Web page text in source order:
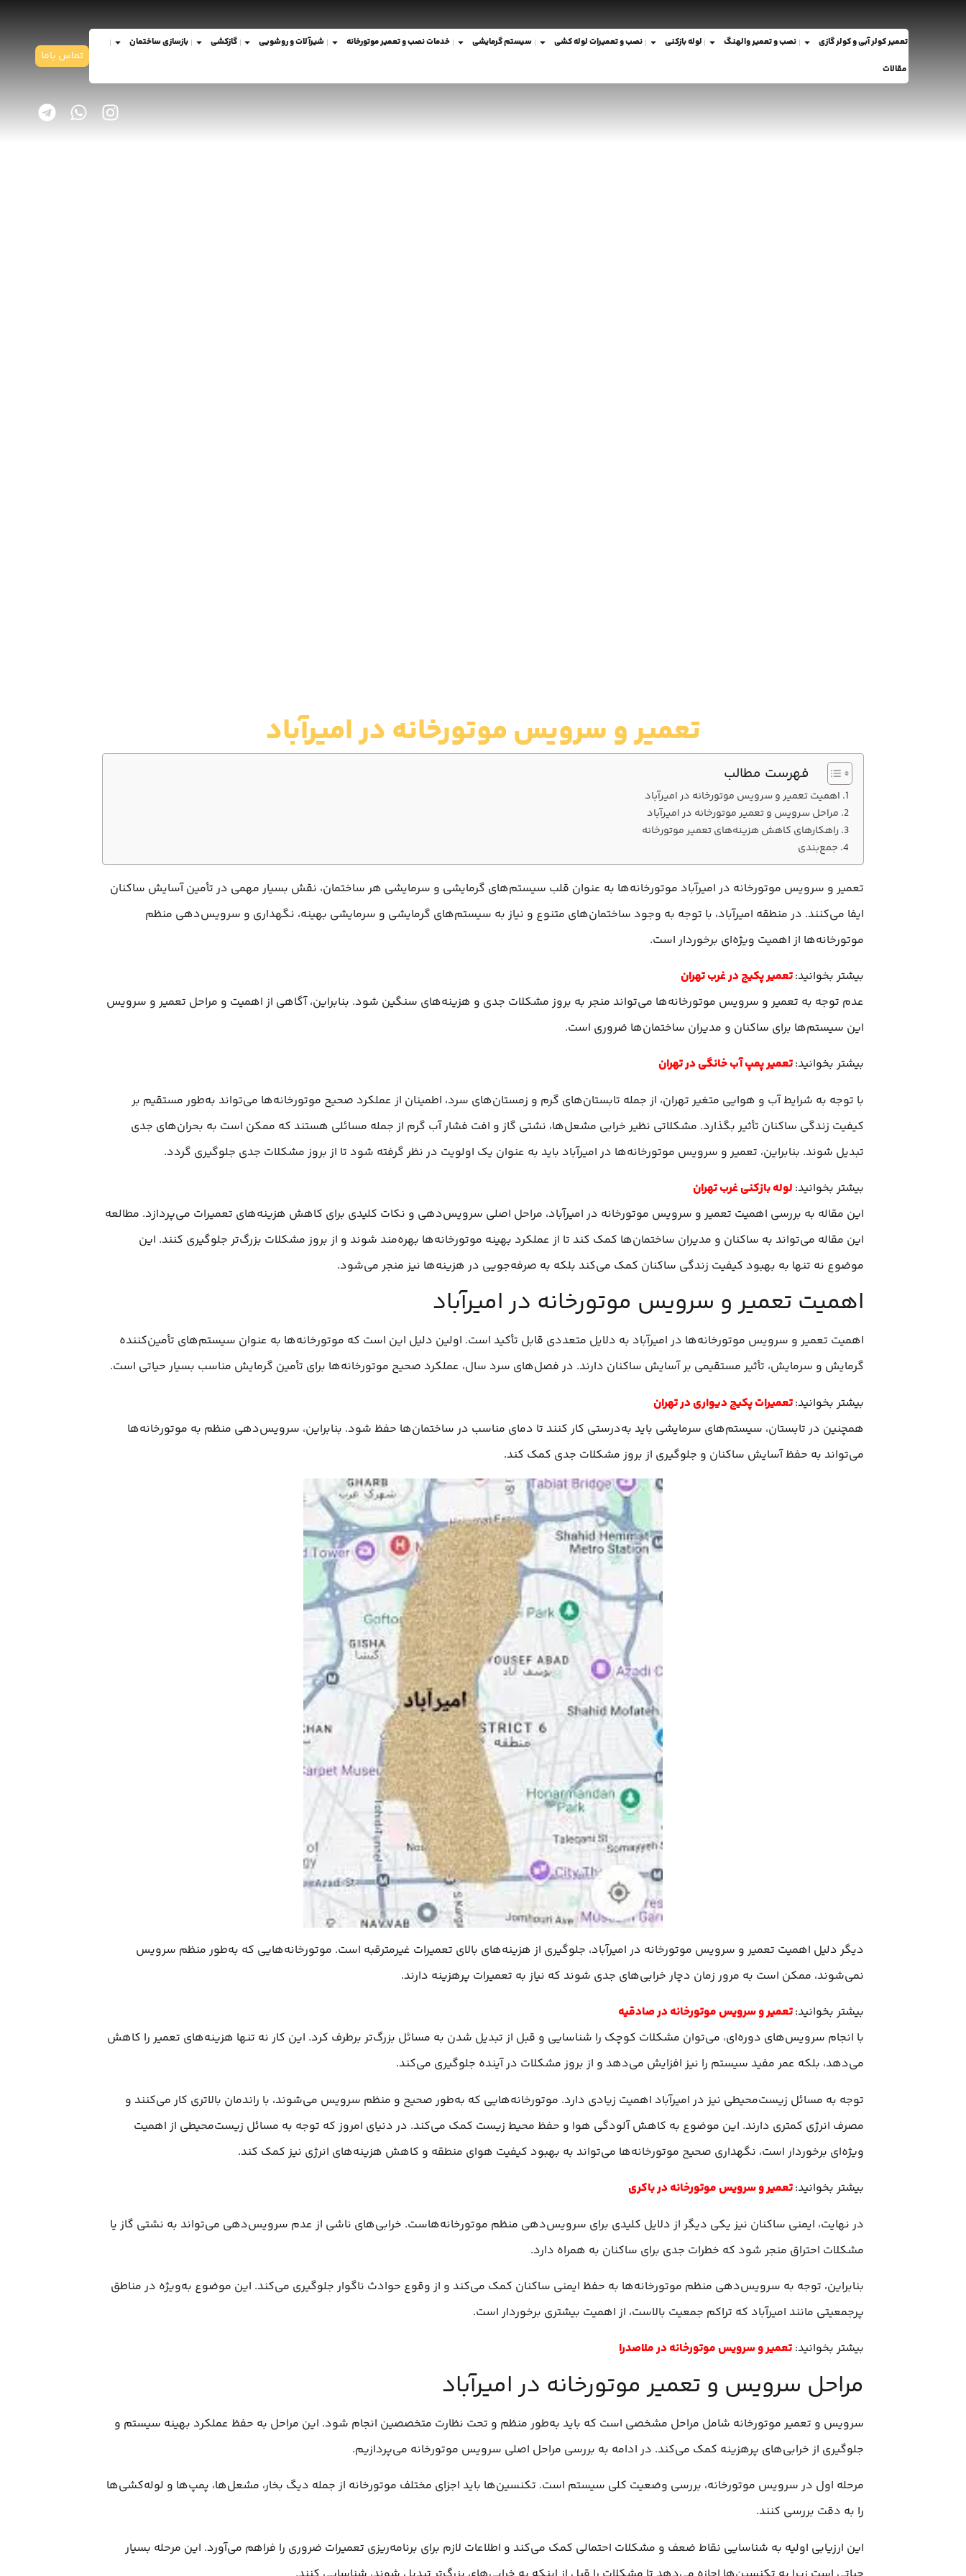
تعمیر کولر آبی و کولر گازی نصب و تعمیر والهنگ لوله بازکنی نصب و تعمیرات لوله کشی سیستم گرمایشی خدمات نصب و تعمیر موتورخانه شیرآلات و روشویی گازکشی
بازسازی ساختمان
مقالات
تماس باما
تعمیر و سرویس موتورخانه در امیرآباد
فهرست مطالب
اهمیت تعمیر و سرویس موتورخانه در امیرآباد
مراحل سرویس و تعمیر موتورخانه در امیرآباد
راهکارهای کاهش هزینه‌های تعمیر موتورخانه
جمع‌بندی
تعمیر و سرویس موتورخانه در امیرآباد موتورخانه‌ها به عنوان قلب سیستم‌های گرمایشی و سرمایشی هر ساختمان، نقش بسیار مهمی در تأمین آسایش ساکنان
ایفا می‌کنند. در منطقه امیرآباد، با توجه به وجود ساختمان‌های متنوع و نیاز به سیستم‌های گرمایشی و سرمایشی بهینه، نگهداری و سرویس‌دهی منظم
موتورخانه‌ها از اهمیت ویژه‌ای برخوردار است.
بیشتر بخوانید:تعمیر پکیج در غرب تهران
عدم توجه به تعمیر و سرویس موتورخانه‌ها می‌تواند منجر به بروز مشکلات جدی و هزینه‌های سنگین شود. بنابراین، آگاهی از اهمیت و مراحل تعمیر و سرویس
این سیستم‌ها برای ساکنان و مدیران ساختمان‌ها ضروری است.
بیشتر بخوانید:تعمیر پمپ آب خانگی در تهران
با توجه به شرایط آب و هوایی متغیر تهران، از جمله تابستان‌های گرم و زمستان‌های سرد، اطمینان از عملکرد صحیح موتورخانه‌ها می‌تواند به‌طور مستقیم بر
کیفیت زندگی ساکنان تأثیر بگذارد. مشکلاتی نظیر خرابی مشعل‌ها، نشتی گاز و افت فشار آب گرم از جمله مسائلی هستند که ممکن است به بحران‌های جدی
تبدیل شوند. بنابراین، تعمیر و سرویس موتورخانه‌ها در امیرآباد باید به عنوان یک اولویت در نظر گرفته شود تا از بروز مشکلات جدی جلوگیری گردد.
بیشتر بخوانید: لوله بازکنی غرب تهران
این مقاله به بررسی اهمیت تعمیر و سرویس موتورخانه در امیرآباد، مراحل اصلی سرویس‌دهی و نکات کلیدی برای کاهش هزینه‌های تعمیرات می‌پردازد. مطالعه
این مقاله می‌تواند به ساکنان و مدیران ساختمان‌ها کمک کند تا از عملکرد بهینه موتورخانه‌ها بهره‌مند شوند و از بروز مشکلات بزرگ‌تر جلوگیری کنند. این
موضوع نه تنها به بهبود کیفیت زندگی ساکنان کمک می‌کند بلکه به صرفه‌جویی در هزینه‌ها نیز منجر می‌شود.
اهمیت تعمیر و سرویس موتورخانه در امیرآباد
اهمیت تعمیر و سرویس موتورخانه‌ها در امیرآباد به دلایل متعددی قابل تأکید است. اولین دلیل این است که موتورخانه‌ها به عنوان سیستم‌های تأمین‌کننده
گرمایش و سرمایش، تأثیر مستقیمی بر آسایش ساکنان دارند. در فصل‌های سرد سال، عملکرد صحیح موتورخانه‌ها برای تأمین گرمایش مناسب بسیار حیاتی است.
بیشتر بخوانید:تعمیرات پکیج دیواری در تهران
همچنین در تابستان، سیستم‌های سرمایشی باید به‌درستی کار کنند تا دمای مناسب در ساختمان‌ها حفظ شود. بنابراین، سرویس‌دهی منظم به موتورخانه‌ها
می‌تواند به حفظ آسایش ساکنان و جلوگیری از بروز مشکلات جدی کمک کند.
دیگر دلیل اهمیت تعمیر و سرویس موتورخانه در امیرآباد، جلوگیری از هزینه‌های بالای تعمیرات غیرمترقبه است. موتورخانه‌هایی که به‌طور منظم سرویس
نمی‌شوند، ممکن است به مرور زمان دچار خرابی‌های جدی شوند که نیاز به تعمیرات پرهزینه دارند.
بیشتر بخوانید:تعمیر و سرویس موتورخانه در صادقیه
با انجام سرویس‌های دوره‌ای، می‌توان مشکلات کوچک را شناسایی و قبل از تبدیل شدن به مسائل بزرگ‌تر برطرف کرد. این کار نه تنها هزینه‌های تعمیر را کاهش
می‌دهد، بلکه عمر مفید سیستم را نیز افزایش می‌دهد و از بروز مشکلات در آینده جلوگیری می‌کند.
توجه به مسائل زیست‌محیطی نیز در امیرآباد اهمیت زیادی دارد. موتورخانه‌هایی که به‌طور صحیح و منظم سرویس می‌شوند، با راندمان بالاتری کار می‌کنند و
مصرف انرژی کمتری دارند. این موضوع به کاهش آلودگی هوا و حفظ محیط زیست کمک می‌کند. در دنیای امروز که توجه به مسائل زیست‌محیطی از اهمیت
ویژه‌ای برخوردار است، نگهداری صحیح موتورخانه‌ها می‌تواند به بهبود کیفیت هوای منطقه و کاهش هزینه‌های انرژی نیز کمک کند.
بیشتر بخوانید:تعمیر و سرویس موتورخانه در باکری
در نهایت، ایمنی ساکنان نیز یکی دیگر از دلایل کلیدی برای سرویس‌دهی منظم موتورخانه‌هاست. خرابی‌های ناشی از عدم سرویس‌دهی می‌تواند به نشتی گاز یا
مشکلات احتراق منجر شود که خطرات جدی برای ساکنان به همراه دارد.
بنابراین، توجه به سرویس‌دهی منظم موتورخانه‌ها به حفظ ایمنی ساکنان کمک می‌کند و از وقوع حوادث ناگوار جلوگیری می‌کند. این موضوع به‌ویژه در مناطق
پرجمعیتی مانند امیرآباد که تراکم جمعیت بالاست، از اهمیت بیشتری برخوردار است.
بیشتر بخوانید: تعمیر و سرویس موتورخانه در ملاصدرا
مراحل سرویس و تعمیر موتورخانه در امیرآباد
سرویس و تعمیر موتورخانه شامل مراحل مشخصی است که باید به‌طور منظم و تحت نظارت متخصصین انجام شود. این مراحل به حفظ عملکرد بهینه سیستم و
جلوگیری از خرابی‌های پرهزینه کمک می‌کند. در ادامه به بررسی مراحل اصلی سرویس موتورخانه می‌پردازیم.
مرحله اول در سرویس موتورخانه، بررسی وضعیت کلی سیستم است. تکنسین‌ها باید اجزای مختلف موتورخانه از جمله دیگ بخار، مشعل‌ها، پمپ‌ها و لوله‌کشی‌ها
را به دقت بررسی کنند.
این ارزیابی اولیه به شناسایی نقاط ضعف و مشکلات احتمالی کمک می‌کند و اطلاعات لازم برای برنامه‌ریزی تعمیرات ضروری را فراهم می‌آورد. این مرحله بسیار